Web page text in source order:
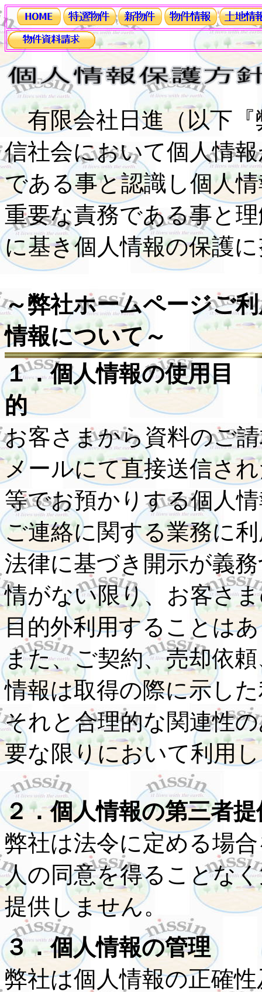
有限会社日進（以下『
信社会において個人情
である事と認識し個人
重要な責務である事と
に基き個人情報の保護
～弊社ホームページご
情報について～
１．個人情報の使用目
お客さまから資料のご
メールにて直接送信さ
等でお預かりする個人
ご連絡に関する業務に
法律に基づき開示が義
情がない限り、お客さ
目的外利用することは
また、ご契約、売却依
情報は取得の際に示し
それと合理的な関連性
要な限りにおいて利用
２．個人情報の第三者提
弊社は法令に定める場
人の同意を得ることな
提供しません。
３．個人情報の管理
弊社は個人情報の正確